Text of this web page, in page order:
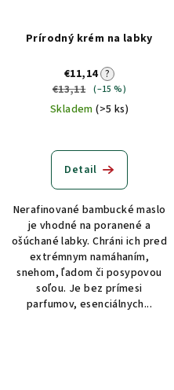
Prírodný krém na labky
€11,14 ?
€13,11 (–15 %)
Skladem(>5 ks)
Detail
Nerafinované bambucké maslo
je vhodné na poranené a
ošúchané labky. Chráni ich pred
extrémnym namáhaním,
snehom, ľadom či posypovou
soľou. Je bez prímesi
parfumov, esenciálnych...